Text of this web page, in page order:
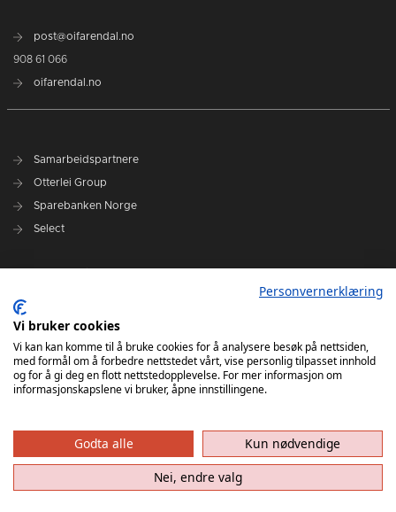
post@oifarendal.no
908 61 066
oifarendal.no
Samarbeidspartnere
Otterlei Group
Sparebanken Norge
Select
Spillerstall
Administrasjon
Styret
Personvernerklæring
Vi bruker cookies
Vi kan kan komme til å bruke cookies for å analysere besøk på nettsiden,
med formål om å forbedre nettstedet vårt, vise personlig tilpasset innhold
og for å gi deg en flott nettstedopplevelse. For mer informasjon om
informasjonskapslene vi bruker, åpne innstillingene.
Godta alle
Kun nødvendige
Nei, endre valg